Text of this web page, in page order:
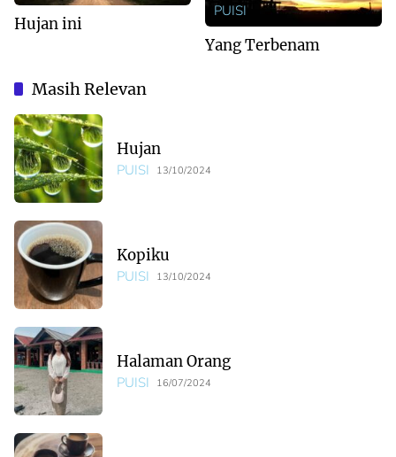
Hujan ini
PUISI
Yang Terbenam
Masih Relevan
Hujan
PUISI 13/10/2024
Kopiku
PUISI 13/10/2024
Halaman Orang
PUISI 16/07/2024